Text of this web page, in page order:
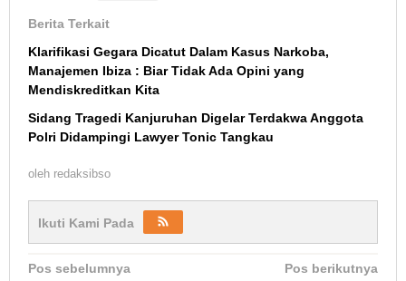
Berita Terkait
Klarifikasi Gegara Dicatut Dalam Kasus Narkoba,
Manajemen Ibiza : Biar Tidak Ada Opini yang
Mendiskreditkan Kita
Sidang Tragedi Kanjuruhan Digelar Terdakwa Anggota
Polri Didampingi Lawyer Tonic Tangkau
oleh redaksibso
Ikuti Kami Pada
Navigasi
Pos sebelumnya
Pos berikutnya